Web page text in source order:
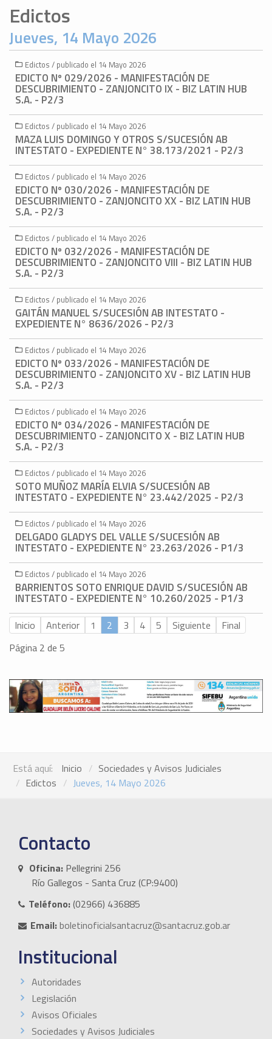
Edictos
Jueves, 14 Mayo 2026
Edictos / publicado el 14 Mayo 2026
EDICTO Nº 029/2026 - MANIFESTACIÓN DE
DESCUBRIMIENTO - ZANJONCITO IX - BIZ LATIN HUB
S.A. - P2/3
Edictos / publicado el 14 Mayo 2026
MAZA LUIS DOMINGO Y OTROS S/SUCESIÓN AB
INTESTATO - EXPEDIENTE N° 38.173/2021 - P2/3
Edictos / publicado el 14 Mayo 2026
EDICTO Nº 030/2026 - MANIFESTACIÓN DE
DESCUBRIMIENTO - ZANJONCITO XX - BIZ LATIN HUB
S.A. - P2/3
Edictos / publicado el 14 Mayo 2026
EDICTO Nº 032/2026 - MANIFESTACIÓN DE
DESCUBRIMIENTO - ZANJONCITO VIII - BIZ LATIN HUB
S.A. - P2/3
Edictos / publicado el 14 Mayo 2026
GAITÁN MANUEL S/SUCESIÓN AB INTESTATO -
EXPEDIENTE N° 8636/2026 - P2/3
Edictos / publicado el 14 Mayo 2026
EDICTO Nº 033/2026 - MANIFESTACIÓN DE
DESCUBRIMIENTO - ZANJONCITO XV - BIZ LATIN HUB
S.A. - P2/3
Edictos / publicado el 14 Mayo 2026
EDICTO Nº 034/2026 - MANIFESTACIÓN DE
DESCUBRIMIENTO - ZANJONCITO X - BIZ LATIN HUB
S.A. - P2/3
Edictos / publicado el 14 Mayo 2026
SOTO MUÑOZ MARÍA ELVIA S/SUCESIÓN AB
INTESTATO - EXPEDIENTE N° 23.442/2025 - P2/3
Edictos / publicado el 14 Mayo 2026
DELGADO GLADYS DEL VALLE S/SUCESIÓN AB
INTESTATO - EXPEDIENTE N° 23.263/2026 - P1/3
Edictos / publicado el 14 Mayo 2026
BARRIENTOS SOTO ENRIQUE DAVID S/SUCESIÓN AB
INTESTATO - EXPEDIENTE N° 10.260/2025 - P1/3
Inicio Anterior 1 2 3 4 5 Siguiente
Final
Página 2 de 5
Está aquí: Inicio
Sociedades y Avisos Judiciales
Edictos
Jueves, 14 Mayo 2026
Contacto
Oficina: Pellegrini 256
Río Gallegos - Santa Cruz (CP:9400)
Teléfono:(02966) 436885
Email:boletinoficialsantacruz@santacruz.gob.ar
Institucional
Autoridades
Legislación
Avisos Oficiales
Sociedades y Avisos Judiciales